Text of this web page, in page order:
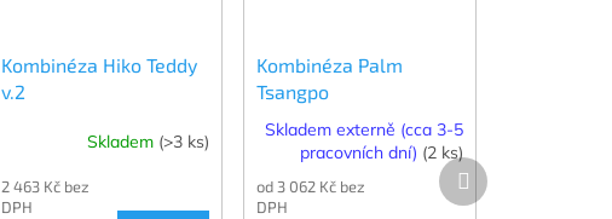
Kombinéza Hiko Teddy
v.2
Skladem (>3 ks)
2 463 Kč bez
DPH
Kombinéza Palm
Tsangpo
Skladem externě (cca 3-5
pracovních dní) (2 ks)
od 3 062 Kč bez
DPH
Další
produkt